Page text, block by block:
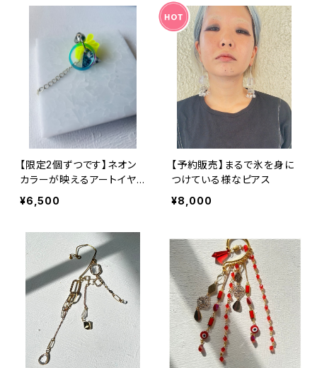
【限定2個ずつです】ネオン
カラーが映えるアートイヤ
カフ
¥6,500
【予約販売】まるで氷を身に
つけている様なピアス
¥8,000